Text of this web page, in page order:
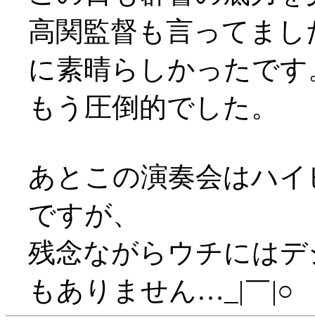
高関監督も言ってま
に素晴らしかったです
もう圧倒的でした。
あとこの演奏会はハ
ですが、
残念ながらウチには
もありません…_|￣|○